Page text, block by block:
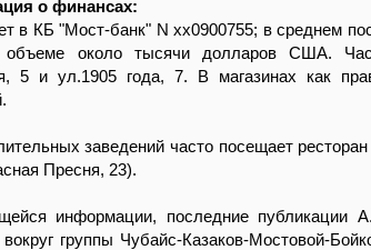
о финансах:
в КБ "Мост-банк" N хх0900755; в среднем
около тысячи долларов США.
5 и ул.1905 года, 7. В магазинах как
заведений часто посещает
Пресня, 23).
информации, последние публикации
группы Чубайс-Казаков-Мостовой-